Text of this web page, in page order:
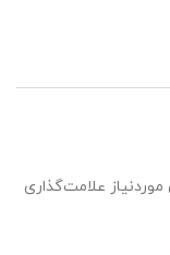
علامت‌گذاری